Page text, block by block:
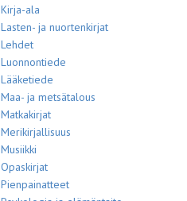
Kirja-ala
Lasten- ja nuortenkirjat
Lehdet
Luonnontiede
Lääketiede
Maa- ja metsätalous
Matkakirjat
Merikirjallisuus
Musiikki
Opaskirjat
Pienpainatteet